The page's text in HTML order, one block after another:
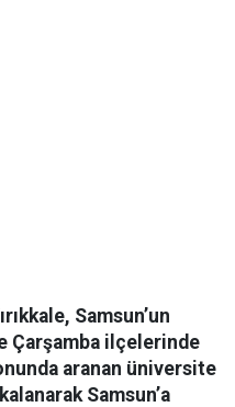
Samsun’un
Çarşamba ilçelerinde
aranan üniversite
Samsun’a